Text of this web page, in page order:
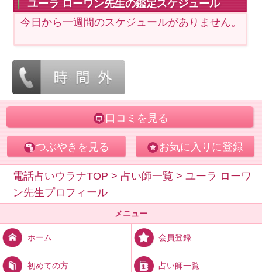
ユーラ ローワン先生の鑑定スケジュール
今日から一週間のスケジュールがありません。
口コミを見る
つぶやきを見る お気に入りに登録
電話占いウラナTOP > 占い師一覧 >ユーラ ローワ
ン先生プロフィール
メニュー
ホーム 会員登録
初めての方 占い師一覧